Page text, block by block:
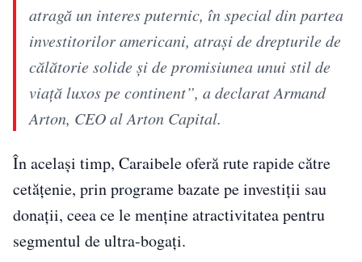
atragă un interes puternic, în special din partea
investitorilor americani, atrași de drepturile de
călătorie solide și de promisiunea unui stil de
viață luxos pe continent”, a declarat Armand
Arton, CEO al Arton Capital.
În același timp, Caraibele oferă rute rapide către
cetățenie, prin programe bazate pe investiții sau
donații, ceea ce le menține atractivitatea pentru
segmentul de ultra-bogați.